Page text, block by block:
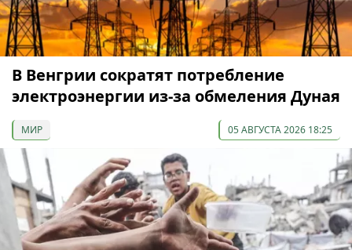
В Венгрии сократят потребление
электроэнергии из-за обмеления Дуная
МИР 05 АВГУСТА 2026 18:25